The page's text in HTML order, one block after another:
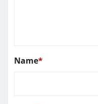
Name*